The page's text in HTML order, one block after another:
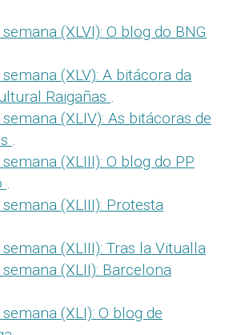
(XLVI): O blog do BNG
(XLV): A bitácora da
Raigañas .
(XLIV): As bitácoras de
.
(XLIII): O blog do PP
.
(XLIII): Protesta
(XLIII): Tras la Vitualla
(XLII): Barcelona
(XLI): O blog de